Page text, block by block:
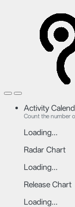
Activity
Count the number
Loading...
Radar Chart
Loading...
Release Chart
Loading...